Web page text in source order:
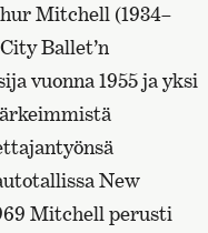
Mitchell (1934–
Ballet’n
vuonna 1955 ja yksi
New
Mitchell perusti